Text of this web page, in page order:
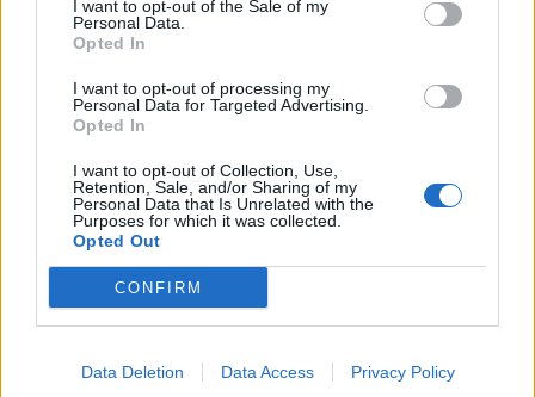
I want to opt-out of the Sale of my
Personal Data.
Opted In
I want to opt-out of processing my
Personal Data for Targeted Advertising.
Opted In
I want to opt-out of Collection, Use,
Retention, Sale, and/or Sharing of my
Personal Data that Is Unrelated with the
Purposes for which it was collected.
Opted Out
CONFIRM
Data Deletion Data Access Privacy Policy
Prednosti korišćenja pepela
poboljšava njenu strukturu. Pepeo može delovati kao
prirodni repelent za štetočine poput puževa. Koristeći
pepeo, smanjujete potrebu za komercijalnim đubrivima,
što donosi uštedu.
najzena.rs